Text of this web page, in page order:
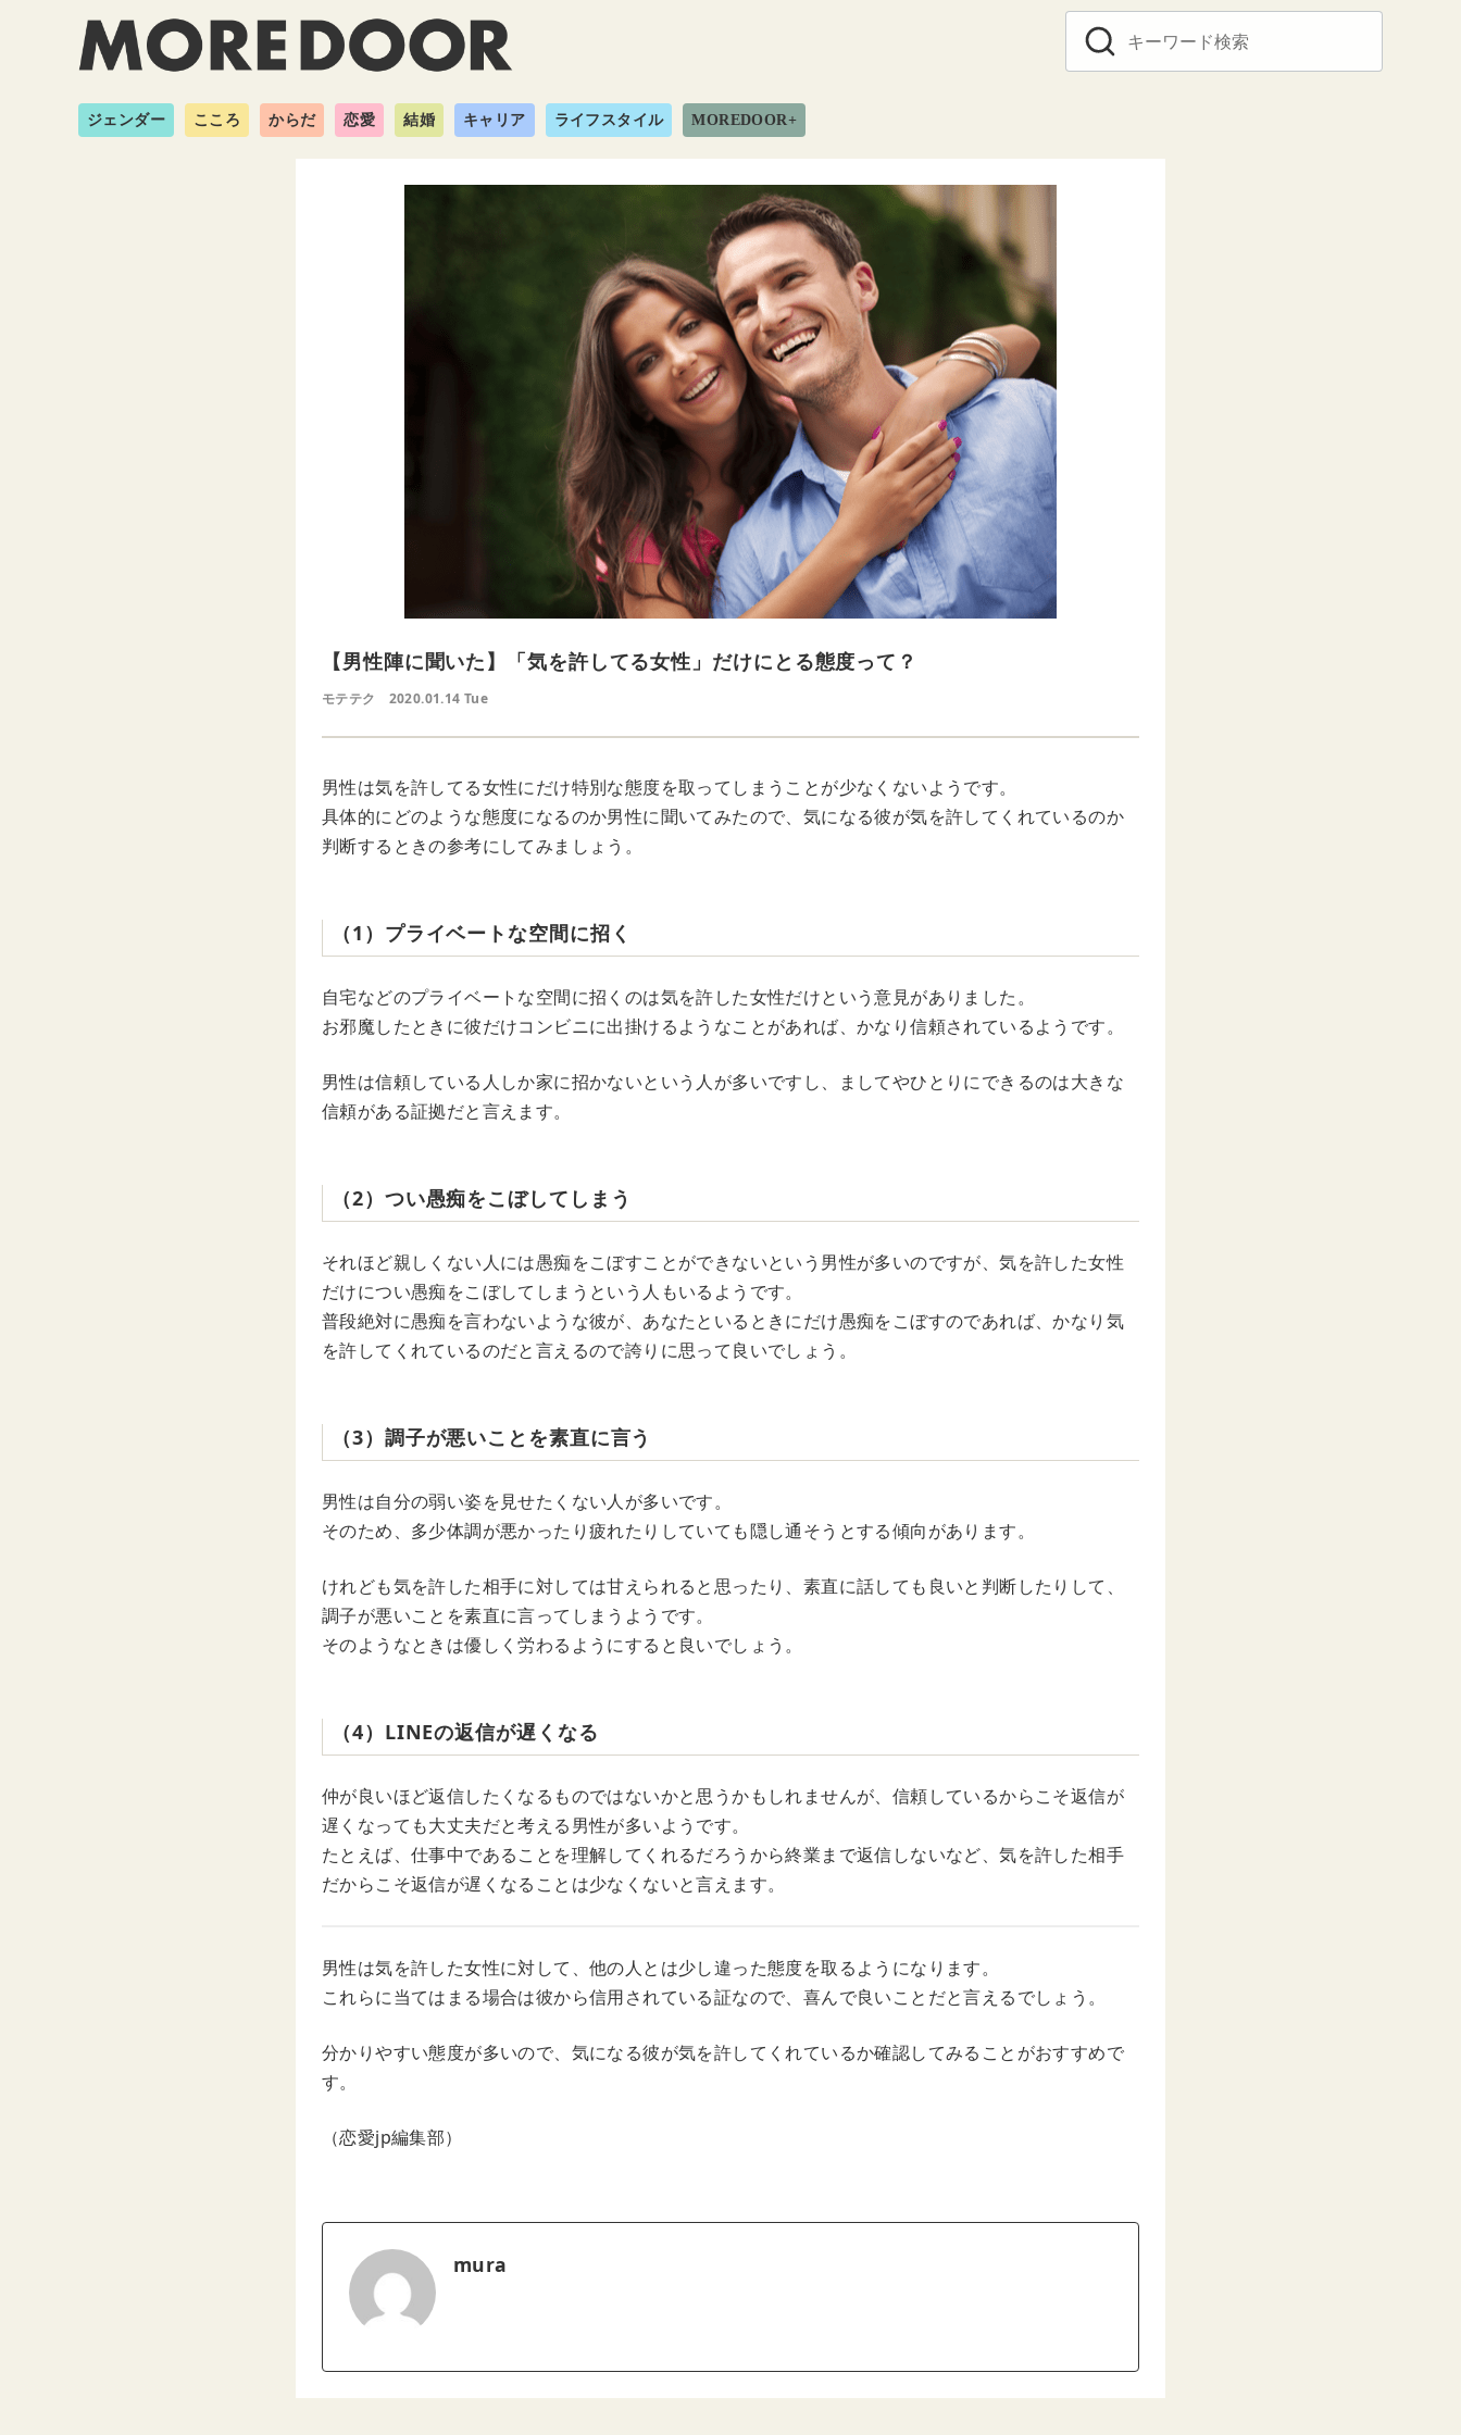
ジェンダー こころ からだ 恋愛 結婚 キャリア ライフスタイル MOREDOOR+
【男性陣に聞いた】「気を許してる女性」だけにとる態度って？
モテテク 2020.01.14 Tue
男性は気を許してる女性にだけ特別な態度を取ってしまうことが少なくないようです。
具体的にどのような態度になるのか男性に聞いてみたので、気になる彼が気を許してくれているのか
判断するときの参考にしてみましょう。
（1）プライベートな空間に招く
自宅などのプライベートな空間に招くのは気を許した女性だけという意見がありました。
お邪魔したときに彼だけコンビニに出掛けるようなことがあれば、かなり信頼されているようです。
男性は信頼している人しか家に招かないという人が多いですし、ましてやひとりにできるのは大きな
信頼がある証拠だと言えます。
（2）つい愚痴をこぼしてしまう
それほど親しくない人には愚痴をこぼすことができないという男性が多いのですが、気を許した女性
だけについ愚痴をこぼしてしまうという人もいるようです。
普段絶対に愚痴を言わないような彼が、あなたといるときにだけ愚痴をこぼすのであれば、かなり気
を許してくれているのだと言えるので誇りに思って良いでしょう。
（3）調子が悪いことを素直に言う
男性は自分の弱い姿を見せたくない人が多いです。
そのため、多少体調が悪かったり疲れたりしていても隠し通そうとする傾向があります。
けれども気を許した相手に対しては甘えられると思ったり、素直に話しても良いと判断したりして、
調子が悪いことを素直に言ってしまうようです。
そのようなときは優しく労わるようにすると良いでしょう。
（4）LINEの返信が遅くなる
仲が良いほど返信したくなるものではないかと思うかもしれませんが、信頼しているからこそ返信が
遅くなっても大丈夫だと考える男性が多いようです。
たとえば、仕事中であることを理解してくれるだろうから終業まで返信しないなど、気を許した相手
だからこそ返信が遅くなることは少なくないと言えます。
男性は気を許した女性に対して、他の人とは少し違った態度を取るようになります。
これらに当てはまる場合は彼から信用されている証なので、喜んで良いことだと言えるでしょう。
分かりやすい態度が多いので、気になる彼が気を許してくれているか確認してみることがおすすめで
す。
（恋愛jp編集部）
mura